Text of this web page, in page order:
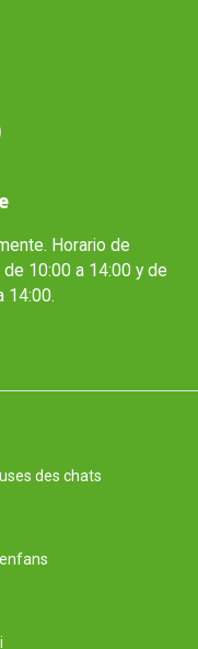
Horario de
10:00 a 14:00 y de
14:00.
des chats